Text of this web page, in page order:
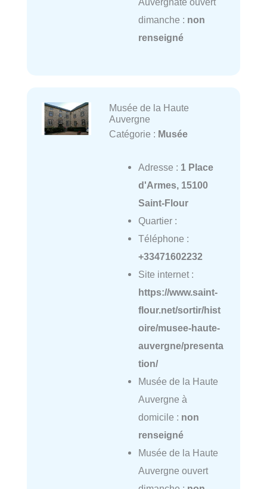
dimanche : non
renseigné
Musée de la Haute
Auvergne
Catégorie : Musée
Adresse : 1 Place
d'Armes, 15100
Saint-Flour
Quartier :
Téléphone :
+33471602232
Site internet :
https://www.saint-
flour.net/sortir/hist
oire/musee-haute-
auvergne/presenta
tion/
Musée de la Haute
Auvergne à
domicile : non
renseigné
Musée de la Haute
Auvergne ouvert